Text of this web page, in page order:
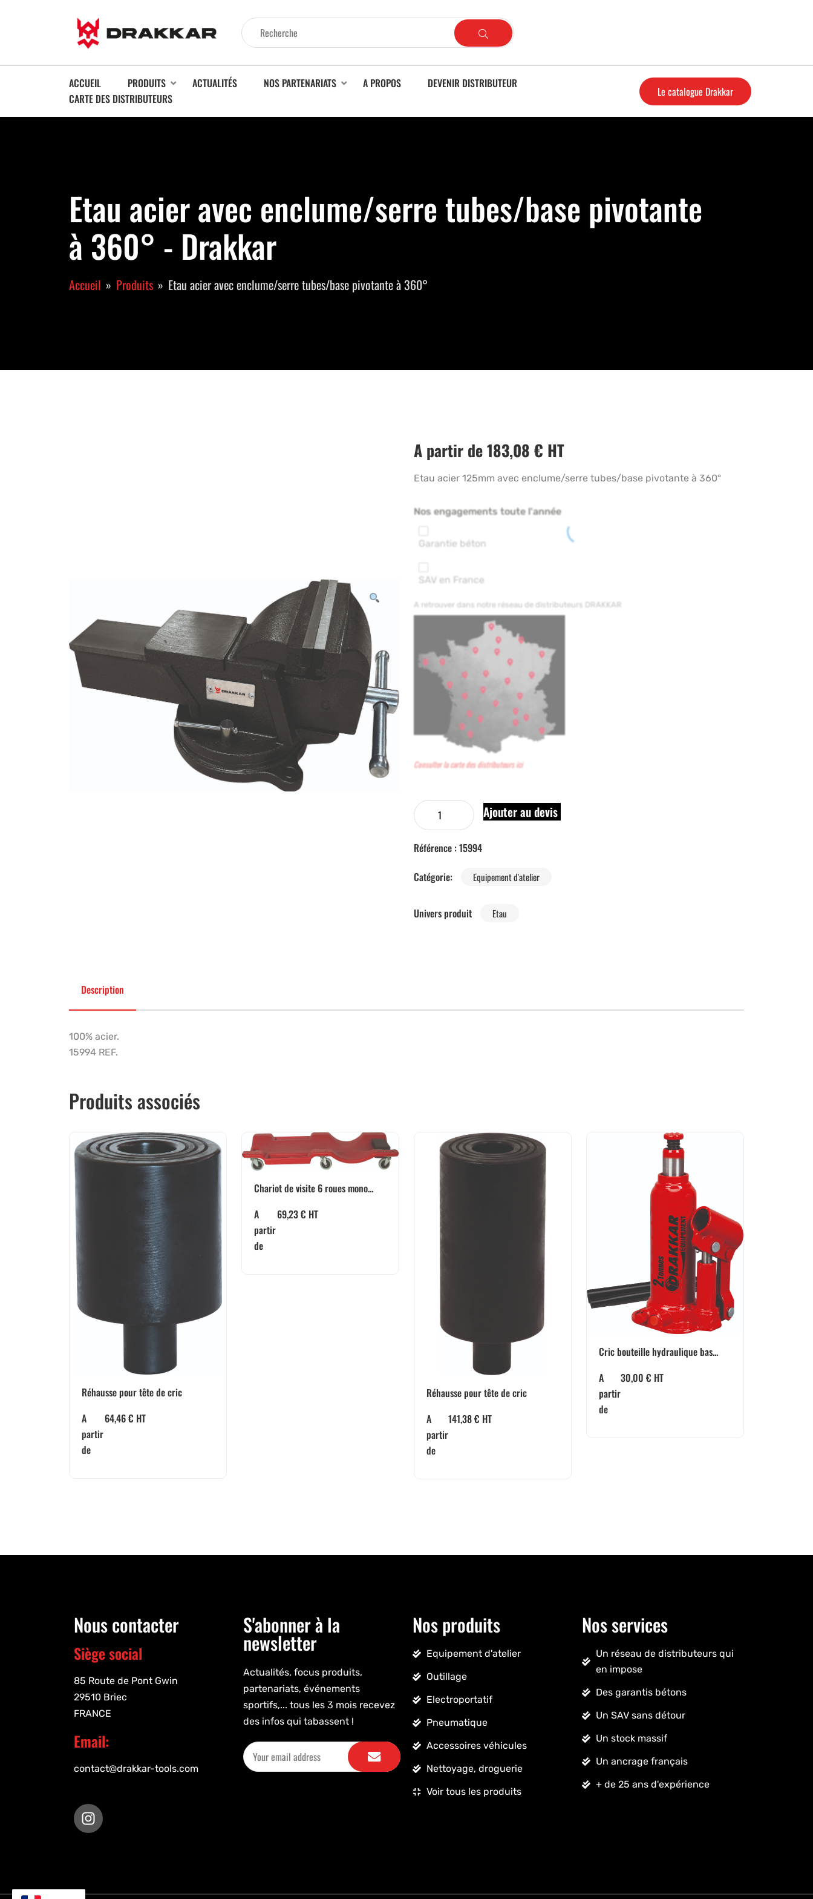
ACCUEIL PRODUITS ACTUALITÉS NOS PARTENARIATS A PROPOS
DEVENIR DISTRIBUTEUR
CARTE DES DISTRIBUTEURS
Le catalogue Drakkar
Etau acier avec enclume/serre tubes/base pivotante
à 360° - Drakkar
Accueil Produits Etau acier avec enclume/serre tubes/base pivotante à 360°
A partir de183,08 € HT
Etau acier 125mm avec enclume/serre tubes/base pivotante à 360°
Nos engagements toute l'année
Garantie béton
SAV en France
A retrouver dans notre réseau de distributeurs DRAKKAR
Consulter la carte des distributeurs ici
Ajouter au devis
Référence : 15994
Catégorie:
Equipement d'atelier
Univers produit Etau
Description
100% acier.
15994 REF.
Produits associés
Réhausse pour tête de cric
A
partir
de
64,46€ HT
Chariot de visite 6 roues mono...
A
partir
de
69,23€ HT
Réhausse pour tête de cric
A
partir
de
141,38€ HT
Cric bouteille hydraulique bas...
A
partir
de
30,00 € HT
Nous contacter
Siège social
85 Route de Pont Gwin
29510 Briec
FRANCE
Email:
contact@drakkar-tools.com
S'abonner à la
newsletter
Actualités, focus produits,
partenariats, événements
sportifs,... tous les 3 mois recevez
des infos qui tabassent !
Nos produits
Equipement d'atelier
Outillage
Electroportatif
Pneumatique
Accessoires véhicules
Nettoyage, droguerie
Voir tous les produits
Nos services
Un réseau de distributeurs qui
en impose
Des garantis bétons
Un SAV sans détour
Un stock massif
Un ancrage français
+ de 25 ans d'expérience